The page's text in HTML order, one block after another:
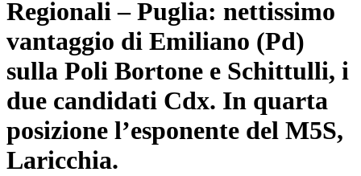
Regionali – Puglia: nettissimo
vantaggio di Emiliano (Pd)
sulla Poli Bortone e Schittulli, i
due candidati Cdx. In quarta
posizione l’esponente del M5S,
Laricchia.